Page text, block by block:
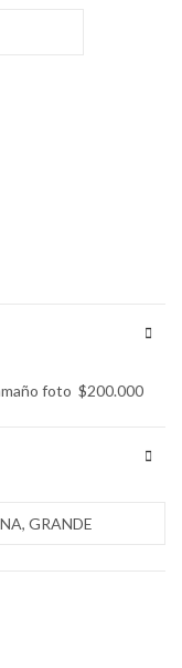
foto $200.000
GRANDE